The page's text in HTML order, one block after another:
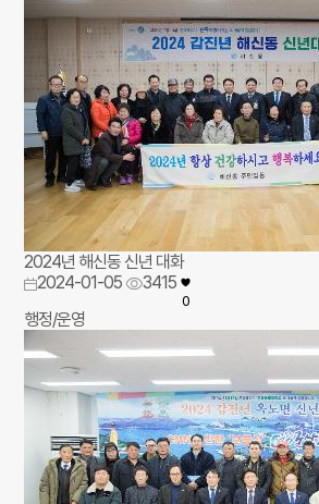
2024년 해신동 신년 대화
2024-01-05
3415
0
행정/운영